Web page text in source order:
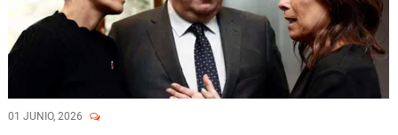
01 JUNIO, 2026